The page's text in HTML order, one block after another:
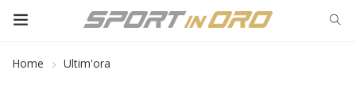
Home Ultim'ora